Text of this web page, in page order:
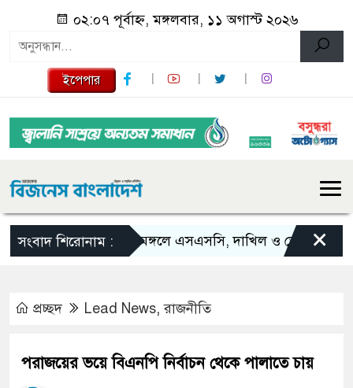
০২:০৭ পূর্বাহ্ন, মঙ্গলবার, ১১ অগাস্ট ২০২৬
ইপেপার
সংবাদ শিরোনাম :শ্রীমঙ্গলে এসএসসি, দাখিল ও ভোকেশনালে
×
প্রচ্ছদ Lead News,রাজনীতি
পরাজয়ের ভয়ে বিএনপি নির্বাচন থেকে পালাতে চায়